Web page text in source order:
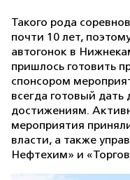
Такого рода
почти 10 лет,
автогонок в
пришлось готовить
спонсором
всегда готовый
достижениям.
мероприятия
власти, а также
Нефтехим» и